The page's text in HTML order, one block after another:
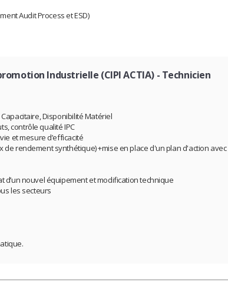
Audit Process et ESD)
Industrielle (CIPI ACTIA)- Technicien
Capacitaire, Disponibilité Matériel
contrôle qualité IPC
et mesure d’efficacité
de rendement synthétique) +mise en place d'un plan d'action avec
d’un nouvel équipement et modification technique
les secteurs